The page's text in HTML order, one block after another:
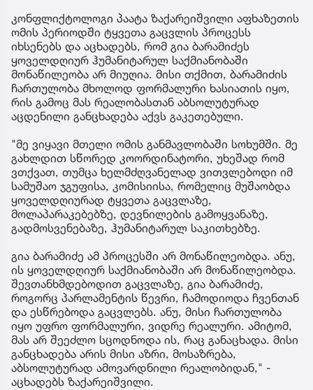
კონფლიქტოლოგი პაატა ზაქარეიშვილი აფხაზეთის
ომის პერიოდში ტყვეთა გაცვლის პროცესს
იხსენებს და აცხადებს, რომ გია ბარამიძეს
ყოველდღიურ ჰუმანიტარულ საქმიანობაში
მონაწილეობა არ მიუღია. მისი თქმით, ბარამიძის
ჩართულობა მხოლოდ ფორმალური ხასიათის იყო,
რის გამოც მას რეალობასთან აბსოლუტურად
აცდენილი განცხადება აქვს გაკეთებული.
"მე ვიყავი მთელი ომის განმავლობაში სოხუმში. მე
გახლდით სწორედ კოორდინატორი, უხეშად რომ
ვთქვათ, თუმცა ხელმძღვანელად ვითვლებოდი იმ
სამუშაო ჯგუფისა, კომისიისა, რომელიც მუშაობდა
ყოველდღიურად ტყვეთა გაცვლაზე,
მოლაპარაკებებზე, დევნილების გამოყვანაზე,
გადმოსვენებაზე, ჰუმანიტარულ საკითხებზე.
გია ბარამიძე ამ პროცესში არ მონაწილეობდა. ანუ,
ის ყოველდღიურ საქმიანობაში არ მონაწილეობდა.
შევთანხმდებოდით გაცვლაზე, გია ბარამიძე,
როგორც პარლამენტის წევრი, ჩამოდიოდა ჩვენთან
და ესწრებოდა გაცვლებს. ანუ, მისი ჩართულობა
იყო უფრო ფორმალური, ვიდრე რეალური. ამიტომ,
მას არ შეეძლო სცოდნოდა ის, რაც განაცხადა. მისი
განცხადება არის მისი აზრი, მოსაზრება,
აბსოლუტურად ამოვარდნილი რეალობიდან," -
აცხადებს ზაქარეიშვილი.